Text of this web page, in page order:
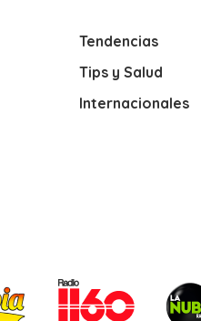
Tendencias
Tips y Salud
Internacionales